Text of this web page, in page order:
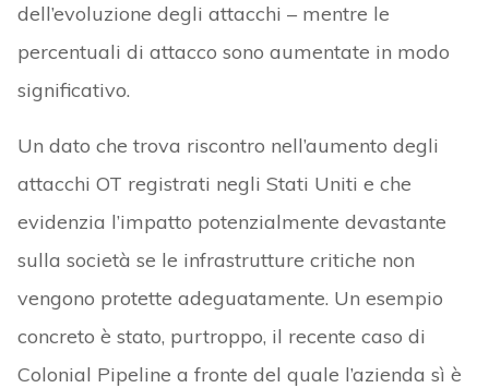
dell’evoluzione degli attacchi – mentre le
percentuali di attacco sono aumentate in modo
significativo.
Un dato che trova riscontro nell’aumento degli
attacchi OT registrati negli Stati Uniti e che
evidenzia l’impatto potenzialmente devastante
sulla società se le infrastrutture critiche non
vengono protette adeguatamente. Un esempio
concreto è stato, purtroppo, il recente caso di
Colonial Pipeline a fronte del quale l’azienda sì è